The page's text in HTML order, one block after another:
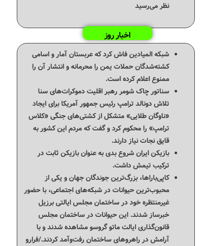
نظر می‌رسید
اخبار روز
شبکه المیادین فاش کرد که عربستان آمار و اسامی
کشته‌شدگان حملات یمن را محرمانه و انتشار آن را
ممنوع اعلام کرده است.
سناتور چاک شومر رهبر اقلیت دموکرات‌های سنا
تلاش دونالد ترامپ رئیس جمهور آمریکا برای ایجاد
«ناوگان طلایی» متشکل از کشتی‌های جنگی «کلاس
ترامپ» را محکوم کرد و گفت که مردم این کشور به
قایق نجات نیاز دارند.
بازیکن ایران شروع بدی به عنوان بازیکن ثابت در
ترکیب تیمش داشت.
کاپی‌باراها، بزرگ‌ترین جوندگان جهان و یکی از
محبوب‌ترین حیوانات در شبکه‌های اجتماعی، با حضور
غیرمنتظره خود در ساختمان مجلس ایالتی برزیل
خبرساز شدند. این حیوانات در ساختمان مجلس
قانون‌گذاری ایالت ماتو گروسو مشاهده شدند و با
آرامش در راهروهای ساختمان رفت‌وآمد کردند./فرارو